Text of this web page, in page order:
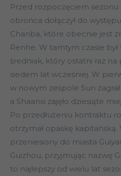
Przed rozpoczęciem sezonu
obrońca dołączył do
Chanba, które obecnie jest
Renhe. W tamtym czasie
średniak, który ostatni raz na
siedem lat wcześniej. W
w nowym zespole Sun
a Shaanxi zajęło dziesiąte
Po przedłużeniu kontraktu
otrzymał opaskę kapitańską.
przeniesiony do miasta
Guizhou, przyjmując nazwę
to najlepszy od wielu lat